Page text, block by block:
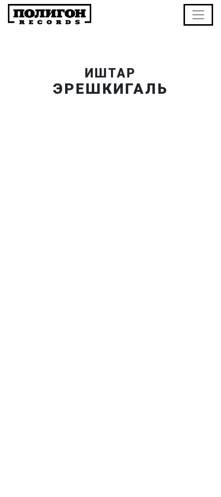
ИШТАР
ЭРЕШКИГАЛЬ